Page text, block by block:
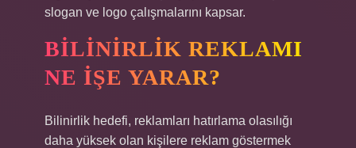
slogan ve logo çalışmalarını kapsar.
BILINIRLIK REKLAMI
NE IŞE YARAR?
Bilinirlik hedefi, reklamları hatırlama olasılığı
daha yüksek olan kişilere reklam göstermek